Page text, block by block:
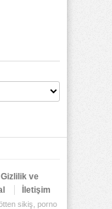
Gizlilik ve
İletişim
sikiş, porno